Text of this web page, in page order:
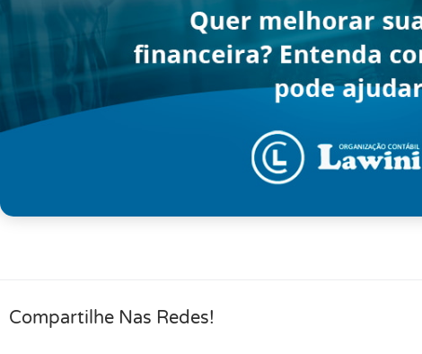
Compartilhe Nas Redes!